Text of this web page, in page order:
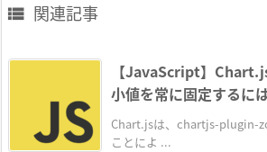
 関連記事
【JavaScript】
小値を常に固定するに
Chart.jsは、chartjs-plugin-
ことによ ...